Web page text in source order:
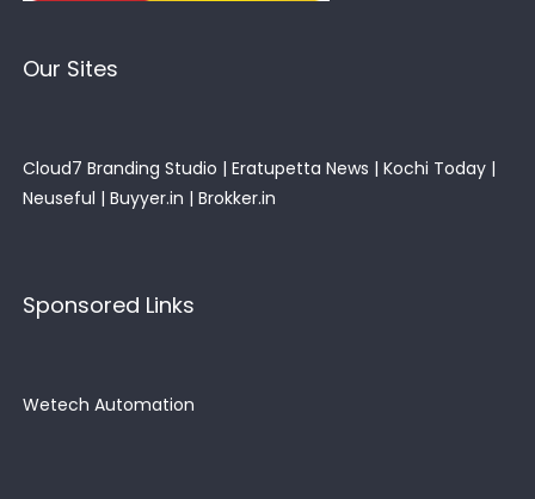
Our Sites
Cloud7 Branding Studio | Eratupetta News | Kochi Today |
Neuseful | Buyyer.in | Brokker.in
Sponsored Links
Wetech Automation